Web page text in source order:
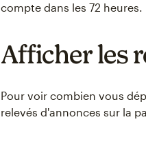
compte dans les 72 heures.
Afficher les
Pour voir combien vous
relevés d'annonces sur la